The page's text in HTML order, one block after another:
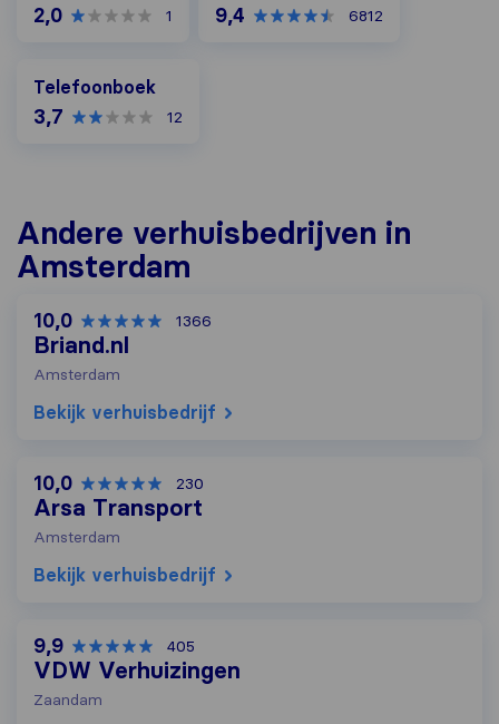
2,0 1 9,4 6812
Telefoonboek
3,7 12
Andere verhuisbedrijven in
Amsterdam
10,0 1366
Briand.nl
Amsterdam
Bekijk verhuisbedrijf
10,0 230
Arsa Transport
Amsterdam
Bekijk verhuisbedrijf
9,9 405
VDW Verhuizingen
Zaandam